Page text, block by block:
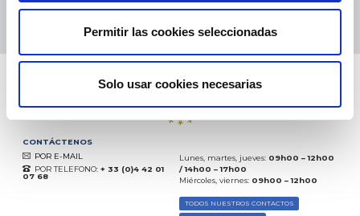
Permitir las cookies seleccionadas
Solo usar cookies necesarias
(desde 2018)
CONTÁCTENOS
POR E-MAIL
POR TELEFONO: + 33 (0)4 42 01
07 68
Lunes, martes, jueves: 09h00 – 12h00
/ 14h00 – 17h00
Miércoles, viernes: 09h00 – 12h00
TODOS NUESTROS CONTACTOS